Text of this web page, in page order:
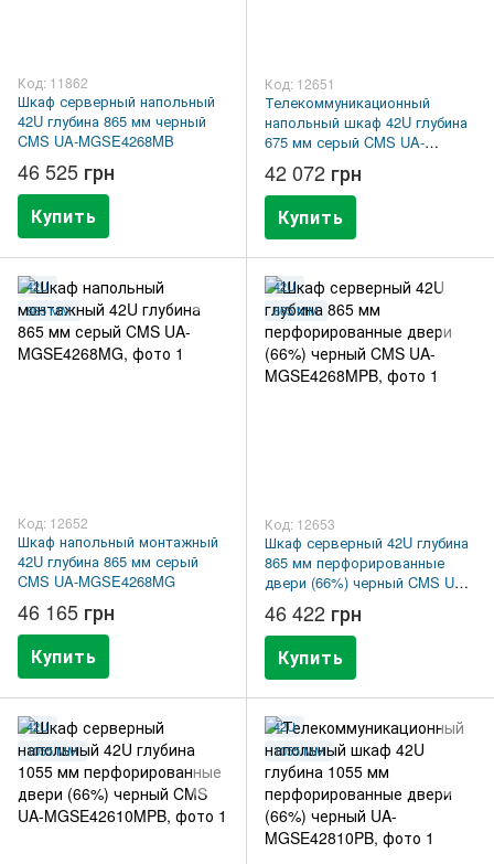
Код: 11862
Шкаф серверный напольный
42U глубина 865 мм черный
CMS UA-MGSE4268MB
46 525 грн
Купить
Код: 12651
Телекоммуникационный
напольный шкаф 42U глубина
675 мм серый CMS UA-
MGSE4266MG
42 072 грн
Купить
42U
865 ММ
Код: 12652
Шкаф напольный монтажный
42U глубина 865 мм серый
CMS UA-MGSE4268MG
46 165 грн
Купить
42U
865 ММ
Код: 12653
Шкаф серверный 42U глубина
865 мм перфорированные
двери (66%) черный CMS UA-
MGSE4268MPB
46 422 грн
Купить
42U
1055 ММ
42U
1055 ММ